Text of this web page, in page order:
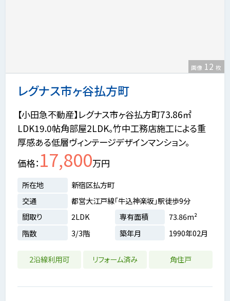
レグナス市ヶ谷払方町
画像 12 枚
【小田急不動産】レグナス市ヶ谷払方町73.86㎡
LDK19.0帖角部屋2LDK。竹中工務店施工による重
厚感ある低層ヴィンテージデザインマンション。
価格 17,800万円
所在地
新宿区払方町
交通
都営大江戸線「牛込神楽坂」駅徒歩9分
間取り
2LDK 専有面積
73.86m²
階数
3/3階 築年月 1990年02月
2沿線利用可 リフォーム済み 角住戸